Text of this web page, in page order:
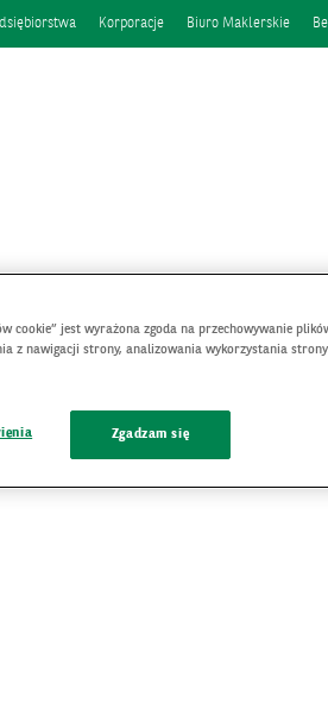
Korporacje Biuro Maklerskie
wycofany z oferty
cookie” jest wyrażona zgoda na przechowywanie
z nawigacji strony, analizowania wykorzystania
Zgadzam się